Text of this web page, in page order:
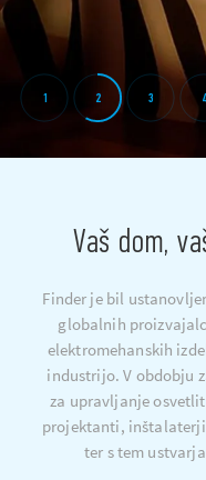
1 2 3 4
Vaš dom,
Finder je bil
globalnih
elektromehanskih
industrijo. V obdobju
za upravljanje
projektanti,
ter s tem